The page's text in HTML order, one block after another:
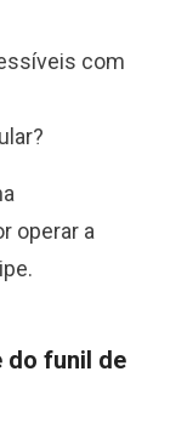
com
operar a
do funil de